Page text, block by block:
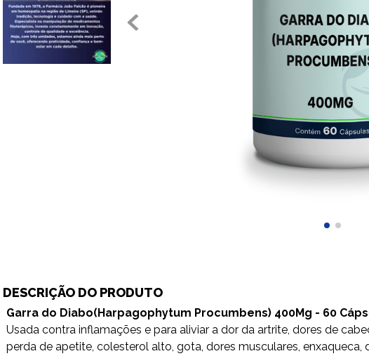
DESCRIÇÃO DO PRODUTO
Garra do Diabo(Harpagophytum Procumbens) 400Mg - 60
Usada contra inflamações e para aliviar a dor da artrite, dores de
perda de apetite, colesterol alto, gota, dores musculares,